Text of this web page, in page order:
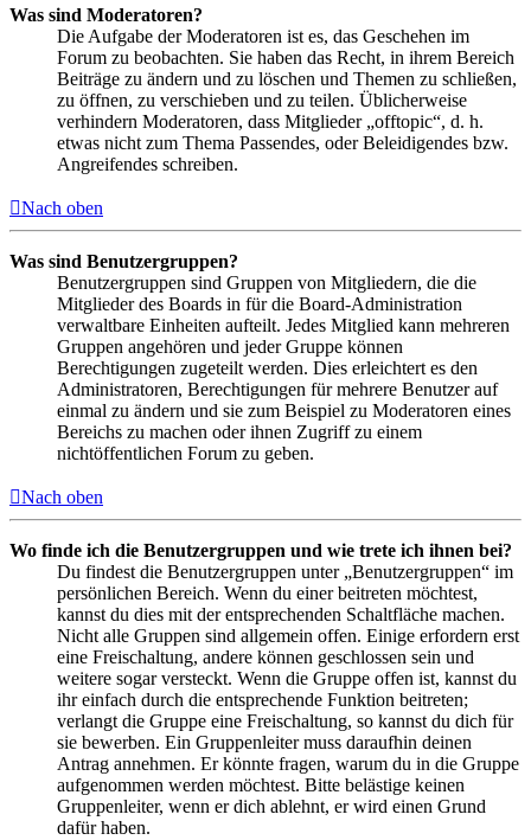
Was sind Moderatoren?
Die Aufgabe der Moderatoren ist es, das Geschehen im
Forum zu beobachten. Sie haben das Recht, in ihrem Bereich
Beiträge zu ändern und zu löschen und Themen zu schließen,
zu öffnen, zu verschieben und zu teilen. Üblicherweise
verhindern Moderatoren, dass Mitglieder „offtopic“, d. h.
etwas nicht zum Thema Passendes, oder Beleidigendes bzw.
Angreifendes schreiben.
Nach oben
Was sind Benutzergruppen?
Benutzergruppen sind Gruppen von Mitgliedern, die die
Mitglieder des Boards in für die Board-Administration
verwaltbare Einheiten aufteilt. Jedes Mitglied kann mehreren
Gruppen angehören und jeder Gruppe können
Berechtigungen zugeteilt werden. Dies erleichtert es den
Administratoren, Berechtigungen für mehrere Benutzer auf
einmal zu ändern und sie zum Beispiel zu Moderatoren eines
Bereichs zu machen oder ihnen Zugriff zu einem
nichtöffentlichen Forum zu geben.
Nach oben
Wo finde ich die Benutzergruppen und wie trete ich ihnen bei?
Du findest die Benutzergruppen unter „Benutzergruppen“ im
persönlichen Bereich. Wenn du einer beitreten möchtest,
kannst du dies mit der entsprechenden Schaltfläche machen.
Nicht alle Gruppen sind allgemein offen. Einige erfordern erst
eine Freischaltung, andere können geschlossen sein und
weitere sogar versteckt. Wenn die Gruppe offen ist, kannst du
ihr einfach durch die entsprechende Funktion beitreten;
verlangt die Gruppe eine Freischaltung, so kannst du dich für
sie bewerben. Ein Gruppenleiter muss daraufhin deinen
Antrag annehmen. Er könnte fragen, warum du in die Gruppe
aufgenommen werden möchtest. Bitte belästige keinen
Gruppenleiter, wenn er dich ablehnt, er wird einen Grund
dafür haben.